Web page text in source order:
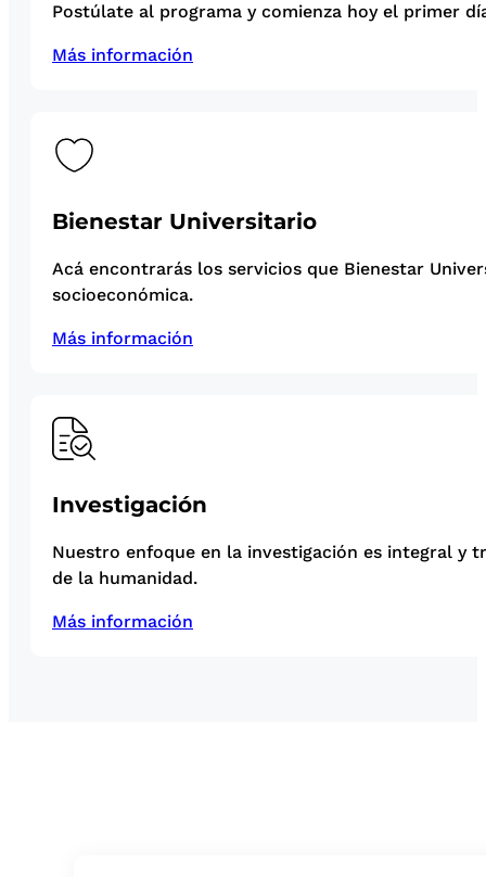
Postúlate al programa y comienza hoy el primer
Más información
Bienestar Universitario
Acá encontrarás los servicios que Bienestar
socioeconómica.
Más información
Investigación
Nuestro enfoque en la investigación es integral y
de la humanidad.
Más información